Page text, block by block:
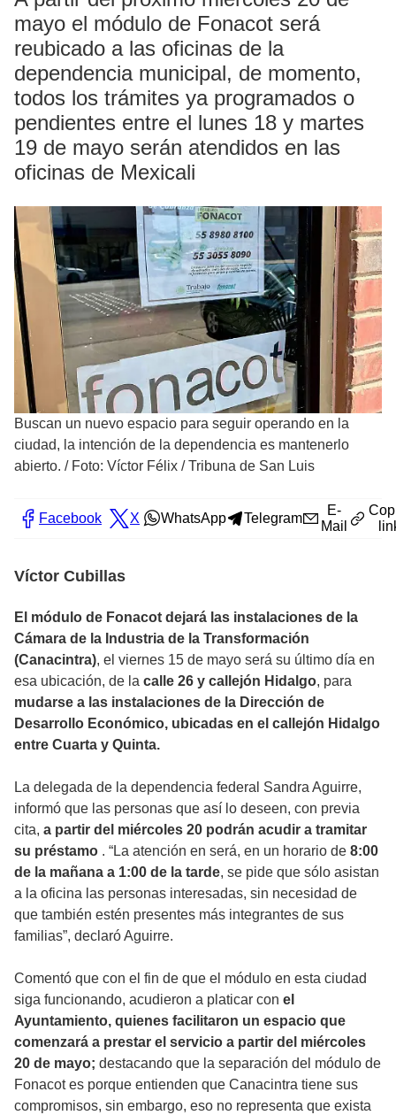
mayo el módulo de Fonacot será
reubicado a las oficinas de la
dependencia municipal, de momento,
todos los trámites ya programados o
pendientes entre el lunes 18 y martes
19 de mayo serán atendidos en las
oficinas de Mexicali
Buscan un nuevo espacio para seguir operando en la
ciudad, la intención de la dependencia es mantenerlo
abierto. / Foto: Víctor Félix / Tribuna de San Luis
Facebook X WhatsApp Telegram
E-
Mail
Víctor Cubillas
El módulo de Fonacot dejará las instalaciones de la
Cámara de la Industria de la Transformación
(Canacintra), el viernes 15 de mayo será su último día en
esa ubicación, de la calle 26 y callejón Hidalgo, para
mudarse a las instalaciones de la Dirección de
Desarrollo Económico, ubicadas en el callejón Hidalgo
entre Cuarta y Quinta.
La delegada de la dependencia federal Sandra Aguirre,
informó que las personas que así lo deseen, con previa
cita, a partir del miércoles 20 podrán acudir a tramitar
su préstamo . “La atención en será, en un horario de 8:00
de la mañana a 1:00 de la tarde, se pide que sólo asistan
a la oficina las personas interesadas, sin necesidad de
que también estén presentes más integrantes de sus
familias”, declaró Aguirre.
Comentó que con el fin de que el módulo en esta ciudad
siga funcionando, acudieron a platicar con el
Ayuntamiento, quienes facilitaron un espacio que
comenzará a prestar el servicio a partir del miércoles
20 de mayo; destacando que la separación del módulo de
Fonacot es porque entienden que Canacintra tiene sus
compromisos, sin embargo, eso no representa que exista